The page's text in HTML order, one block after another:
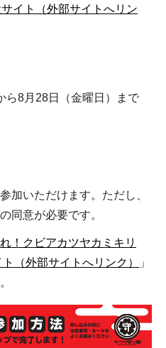
イト（外部サイトへリン
ら8月28日（金曜日）まで
加いただけます。ただし、
同意が必要です。
！クビアカツヤカミキリ
（外部サイトへリンク）
」